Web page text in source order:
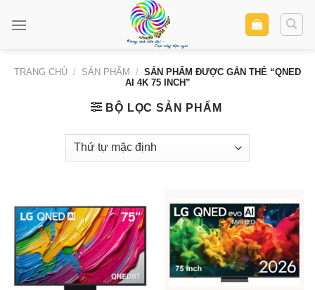
TRANG CHỦ / SẢN PHẨM / SẢN PHẨM ĐƯỢC GẮN THẺ “QNED
AI 4K 75 INCH”
BỘ LỌC SẢN PHẨM